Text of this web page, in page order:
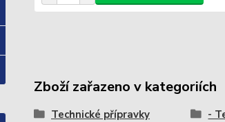
Zboží zařazeno v kategoriích
Technické přípravky -